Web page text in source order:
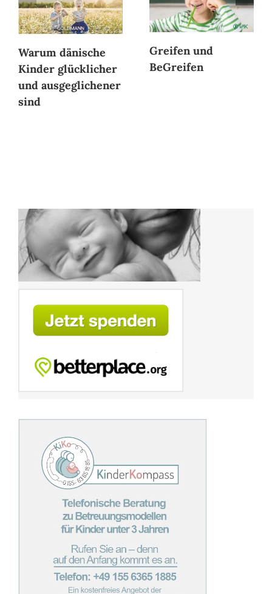
Warum dänische
Kinder glücklicher
und ausgeglichener
sind
Greifen und
BeGreifen